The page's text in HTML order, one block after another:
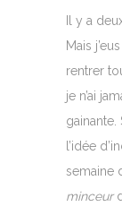
Il y a
Mais
rentrer
je n’ai
gainante.
l’idée
semaine
minceur